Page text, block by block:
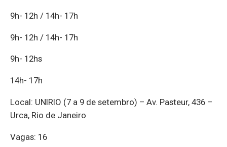
9h- 12h / 14h- 17h
9h- 12h / 14h- 17h
9h- 12hs
14h- 17h
Local: UNIRIO (7 a 9 de setembro) – Av. Pasteur, 436 –
Urca, Rio de Janeiro
Vagas: 16